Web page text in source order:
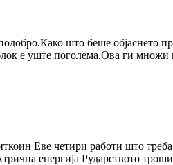
што беше објаснето
е уште поголема.Ова ги множи
Еве четири работи што
енергија Рударството